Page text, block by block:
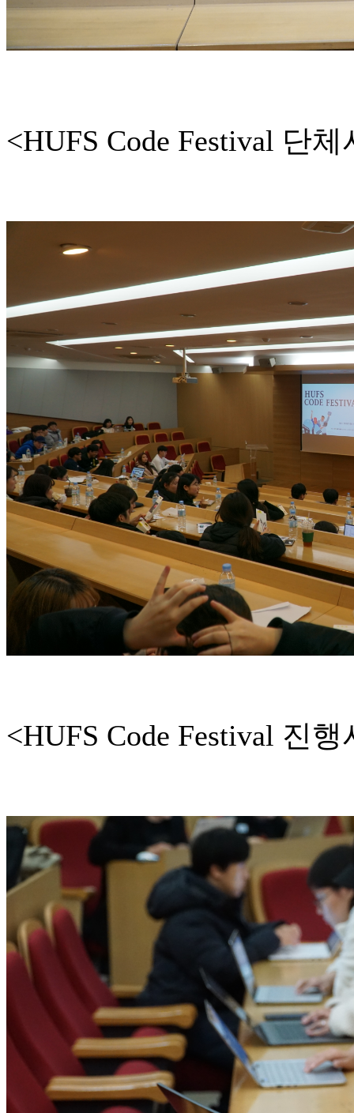
<HUFS Code Festival 단체
<HUFS Code Festival 진행